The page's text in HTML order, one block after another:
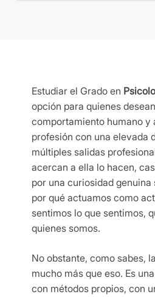
Estudiar el Grado en
opción para quienes
comportamiento humano y
profesión con una elevada
múltiples salidas
acercan a ella lo hacen,
por una curiosidad genuina
por qué actuamos como
sentimos lo que sentimos,
quienes somos.
No obstante, como sabes,
mucho más que eso. Es
con métodos propios, con